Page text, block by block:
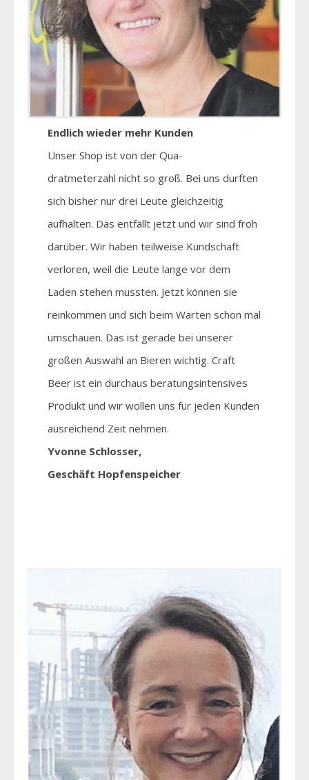
Endlich wieder mehr Kunden
Unser Shop ist von der Qua-
dratmeterzahl nicht so groß. Bei uns durften
sich bisher nur drei Leute gleichzeitig
aufhalten. Das entfällt jetzt und wir sind froh
darüber. Wir haben teilweise Kundschaft
verloren, weil die Leute lange vor dem
Laden stehen mussten. Jetzt können sie
reinkommen und sich beim Warten schon mal
umschauen. Das ist gerade bei unserer
großen Auswahl an Bieren wichtig. Craft
Beer ist ein durchaus beratungsintensives
Produkt und wir wollen uns für jeden Kunden
ausreichend Zeit nehmen.
Yvonne Schlosser,
Geschäft Hopfenspeicher